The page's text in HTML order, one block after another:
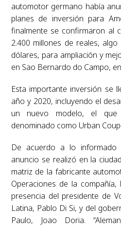
automotor germano había
planes de inversión para
finalmente se confirmaron al
2.400 millones de reales,
dólares, para ampliación y
en Sao Bernardo do Campo,
Esta importante inversión se
año y 2020, incluyendo el
un nuevo modelo, el
denominado como Urban
De acuerdo a lo informado
anuncio se realizó en la
matriz de la fabricante
Operaciones de la compañía,
presencia del presidente de
Latina, Pablo Di Si, y del
Paulo, Joao Doria.